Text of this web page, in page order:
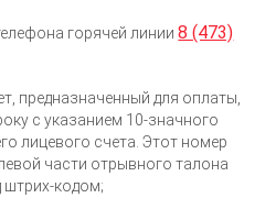
горячей линии8 (473)
предназначенный для оплаты,
с указанием 10-значного
лицевого счета. Этот номер
части отрывного талона
штрих-кодом;